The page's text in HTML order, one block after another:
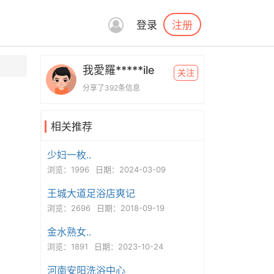
登录 注册
我愛羅*****ile
分享了392条信息
关注
相关推荐
少妇一枚..
浏览：1996 日期：2024-03-09
王城大道足浴店爽记
浏览：2696 日期：2018-09-19
金水熟女..
浏览：1891 日期：2023-10-24
河南安阳洗浴中心